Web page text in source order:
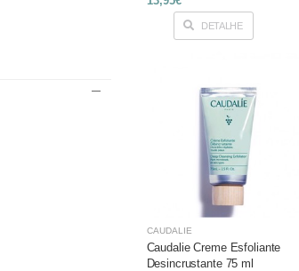
DETALHE
CAUDALÍE
Caudalie Creme Esfoliante
Desincrustante 75 ml